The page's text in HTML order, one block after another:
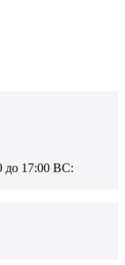
до 17:00 ВС: